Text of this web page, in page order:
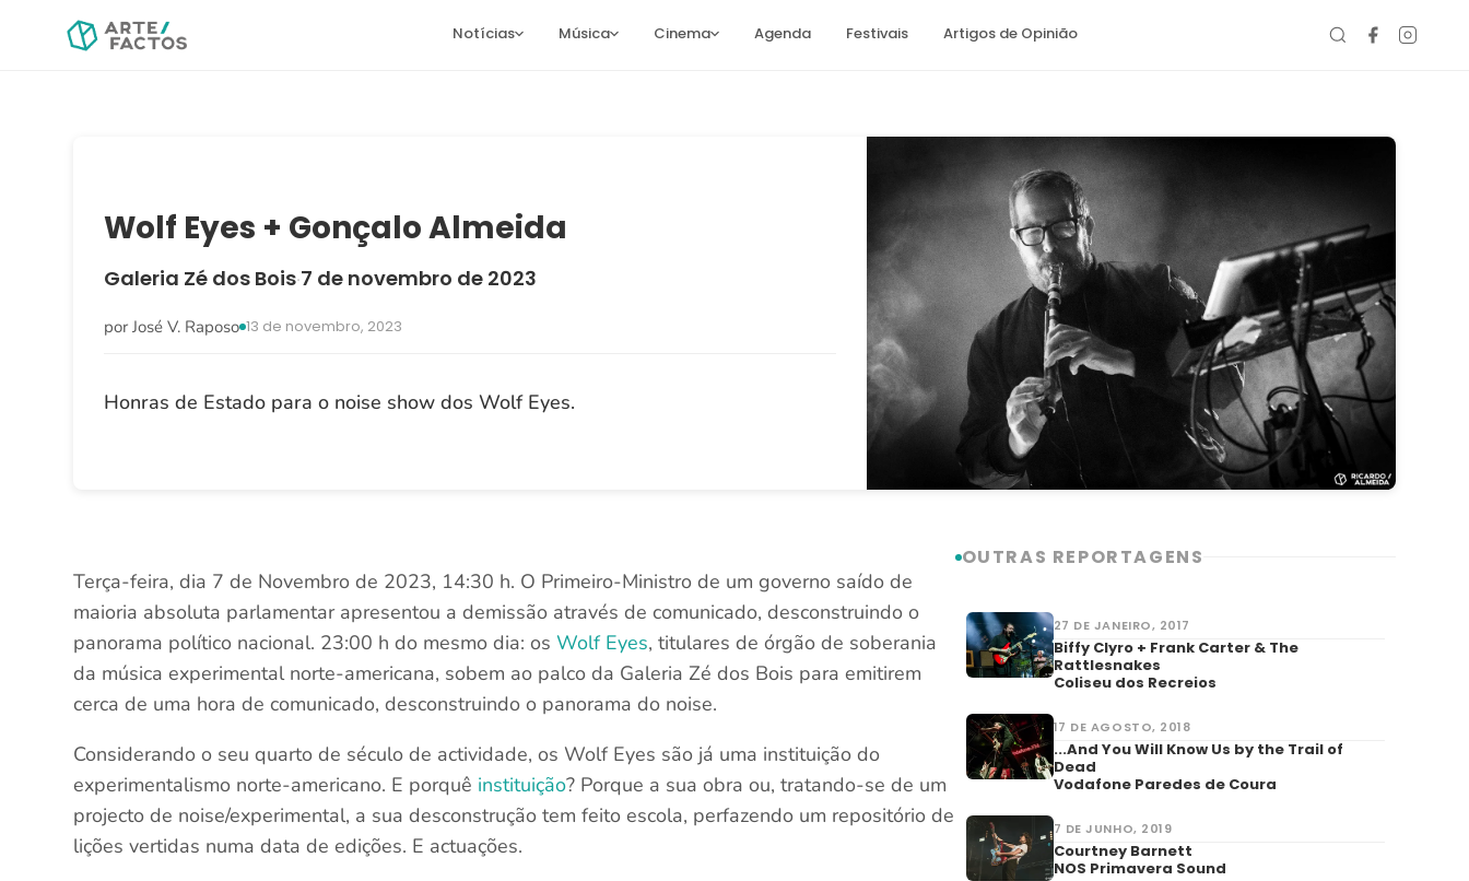
Notícias Música Cinema Agenda Festivais Artigos de Opinião
Wolf Eyes + Gonçalo Almeida
Galeria Zé dos Bois·7 de novembro de 2023
por José V. Raposo 13 de novembro, 2023
Honras de Estado para o noise show dos Wolf Eyes.
Terça-feira, dia 7 de Novembro de 2023, 14:30 h. O Primeiro-Ministro de um governo saído de
maioria absoluta parlamentar apresentou a demissão através de comunicado, desconstruindo o
panorama político nacional. 23:00 h do mesmo dia: osWolf Eyes, titulares de órgão de soberania
da música experimental norte-americana, sobem ao palco da Galeria Zé dos Bois para emitirem
cerca de uma hora de comunicado, desconstruindo o panorama do noise.
Considerando o seu quarto de século de actividade, os Wolf Eyes são já uma instituição do
experimentalismo norte-americano. E porquê instituição? Porque a sua obra ou, tratando-se de um
projecto de noise/experimental, a sua desconstrução tem feito escola, perfazendo um repositório de
lições vertidas numa data de edições. E actuações.
OUTRAS REPORTAGENS
27 DE JANEIRO, 2017
Biffy Clyro + Frank Carter & The
Rattlesnakes
Coliseu dos Recreios
17 DE AGOSTO, 2018
...And You Will Know Us by the Trail of
Dead
Vodafone Paredes de Coura
7 DE JUNHO, 2019
Courtney Barnett
NOS Primavera Sound